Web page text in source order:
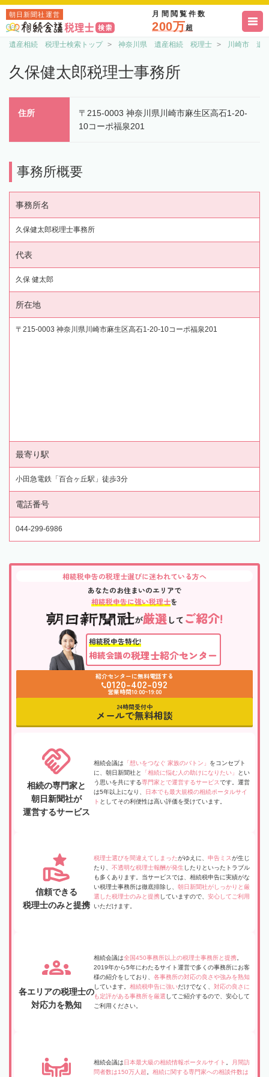
朝日新聞社運営 月間閲覧件数
200万超
遺産相続 税理士検索トップ 神奈川県 遺産相続 税理士 川崎市 遺
久保健太郎税理士事務所
住所
〒215-0003 神奈川県川崎市麻生区高石1-20-
10コーポ福泉201
事務所概要
事務所名
久保健太郎税理士事務所
代表
久保 健太郎
所在地
〒215-0003 神奈川県川崎市麻生区高石1-20-10コーポ福泉201
最寄り駅
小田急電鉄「百合ヶ丘駅」徒歩3分
電話番号
044-299-6986
相続税申告の税理士選びに迷われている方へ
あなたのお住まいのエリアで
相続税申告に強い税理士を
が厳選して ご紹介!
相続税申告特化!
相続会議の税理士紹介センター
紹介センターに無料電話する
0120-402-092
営業時間10:00~19:00
24時間受付中
メールで無料相談
相続の専門家と
朝日新聞社が
運営するサービス
相続会議は 「想いをつなぐ 家族のバトン」 をコンセプト
に、朝日新聞社と
「相続に悩む人の助けになりたい」
とい
う思いを共にする専門家とで運営するサービスです。運営
は5年以上になり、
日本でも最大規模の相続ポータルサイ
ト としてその利便性は高い評価を受けています。
信頼できる
税理士のみと提携
税理士選びを間違えてしまったがゆえに、 申告ミスが生じ
たり、 不透明な税理士報酬が発生 したりといったトラブル
も多くあります。当サービスでは、相続税申告に実績がな
い税理士事務所は徹底排除し、 朝日新聞社がしっかりと厳
選した税理士のみと提携していますので、 安心してご利用
いただけます。
各エリアの税理士の
対応力を熟知
相続会議は全国450事務所以上の税理士事務所と提携
2019年から5年にわたるサイト運営で多くの事務所にお客
様の紹介をしており、 各事務所の対応の良さや強みを熟知
しています。 相続税申告に強いだけでなく、 対応の良さに
も定評がある事務所を厳選 してご紹介するので、安心して
ご利用ください。
相続会議は 日本最大級の相続情報ポータルサイト
月間訪
問者数は150万人超
相続に関する専門家への相談件数は